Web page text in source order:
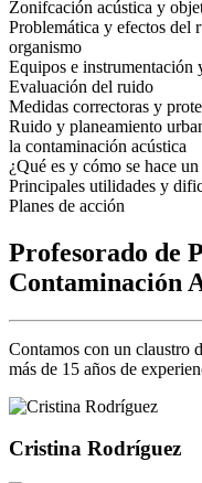
Zonifcación acústica y
Problemática y efectos del
organismo
Equipos e
Evaluación del ruido
Medidas correctoras y
Ruido y planeamiento
la contaminación acústica
¿Qué es y cómo se hace
Principales utilidades y
Planes de acción
Profesorado de
Contaminación
Contamos con un claustro
más de 15 años de
Cristina Rodríguez